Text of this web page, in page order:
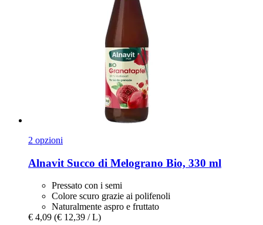
2 opzioni
Alnavit Succo di Melograno Bio, 330 ml
Pressato con i semi
Colore scuro grazie ai polifenoli
Naturalmente aspro e fruttato
€ 4,09 (€ 12,39 / L)